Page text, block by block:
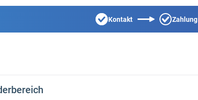
Kontakt Zahlung